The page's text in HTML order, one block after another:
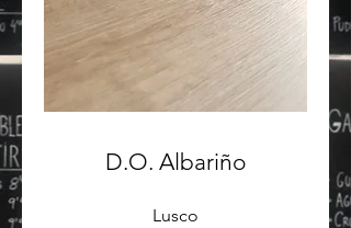
D.O. Albariño
Lusco